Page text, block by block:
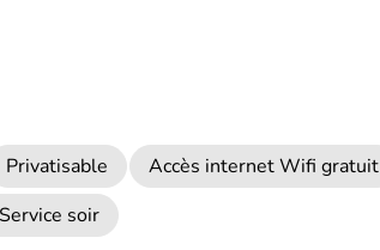
Privatisable
Accès internet Wifi gratuit
Service soir